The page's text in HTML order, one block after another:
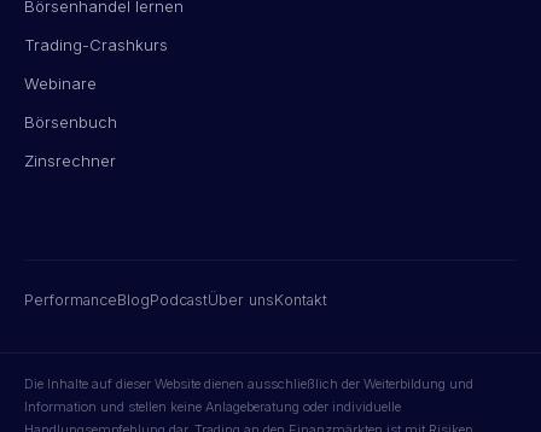
Börsenhandel lernen
Trading-Crashkurs
Webinare
Börsenbuch
Zinsrechner
PerformanceBlogPodcastÜber unsKontakt
Die Inhalte auf dieser Website dienen ausschließlich der Weiterbildung und
Information und stellen keine Anlageberatung oder individuelle